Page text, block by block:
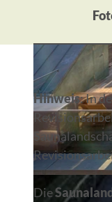
Hinweis: In
Die